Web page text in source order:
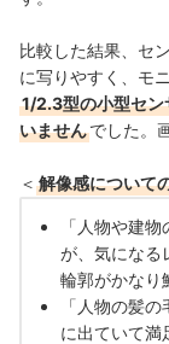
比較した結果、セ
に写りやすく、モ
1/2.3型の小型セン
いませんでした。
＜ 解像感について
「人物や建
が、気になる
輪郭がかなり
「人物の髪
に出ていて満